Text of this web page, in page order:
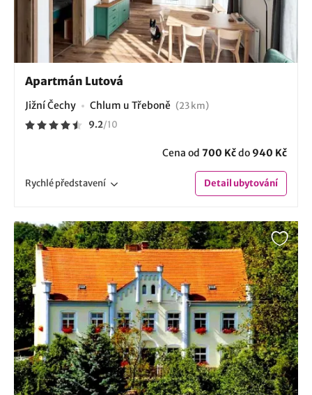
Apartmán Lutová
Jižní Čechy Chlum u Třeboně (23 km)
9.2/10
Cena od 700 Kčdo 940 Kč
Rychlépředstavení Detailubytování